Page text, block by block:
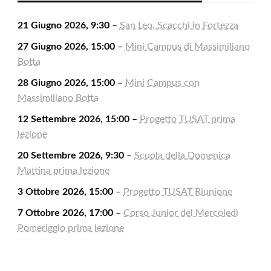
21 Giugno 2026, 9:30– San Leo, Scacchi in Fortezza
27 Giugno 2026, 15:00– Mini Campus di Massimiliano
Botta
28 Giugno 2026, 15:00– Mini Campus con
Massimiliano Botta
12 Settembre 2026, 15:00– Progetto TUSAT prima
lezione
20 Settembre 2026, 9:30– Scuola della Domenica
Mattina prima lezione
3 Ottobre 2026, 15:00– Progetto TUSAT Riunione
7 Ottobre 2026, 17:00– Corso Junior del Mercoledì
Pomeriggio prima lezione